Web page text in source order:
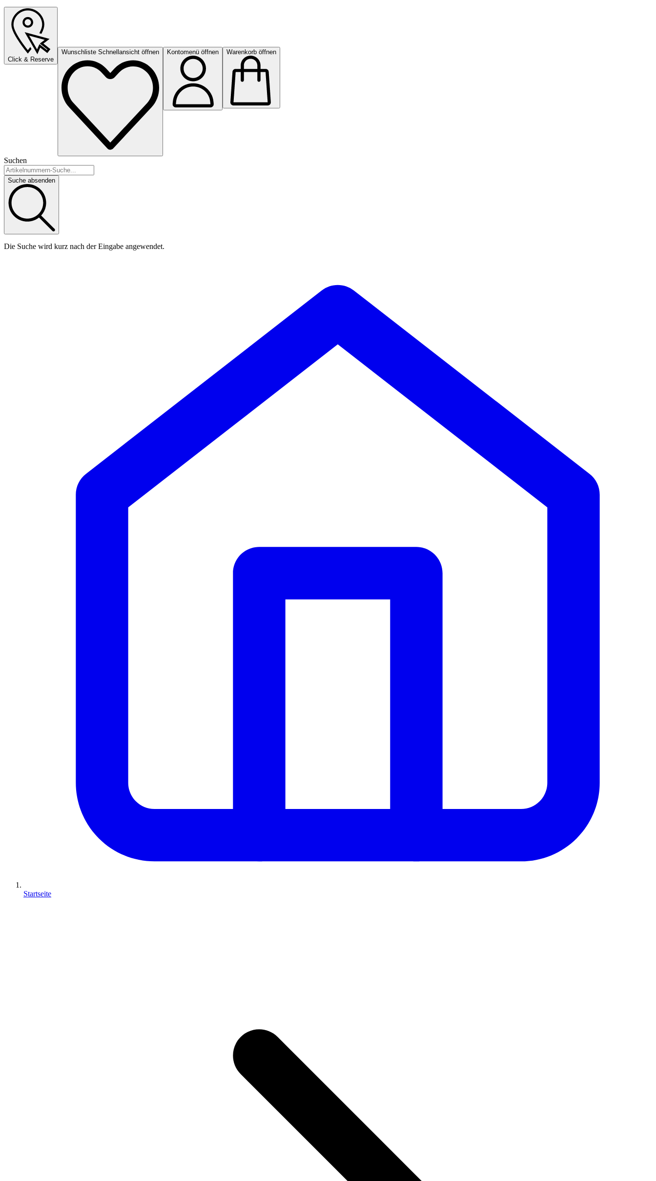
Click & Reserve
Wunschliste Schnellansicht öffnen Kontomenü öffnen Warenkorb öffnen
Suchen
Suche absenden
Die Suche wird kurz nach der Eingabe angewendet.
Startseite